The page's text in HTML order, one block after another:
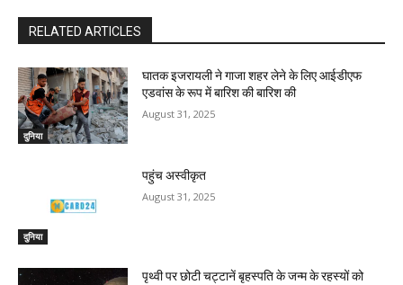
RELATED ARTICLES
दुनिया
घातक इजरायली ने गाजा शहर लेने के लिए आईडीएफ
एडवांस के रूप में बारिश की बारिश की
August 31, 2025
दुनिया
पहुंच अस्वीकृत
August 31, 2025
पृथ्वी पर छोटी चट्टानें बृहस्पति के जन्म के रहस्यों को